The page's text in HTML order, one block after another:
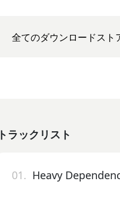
全てのダウンロードスト
トラックリスト
01. Heavy